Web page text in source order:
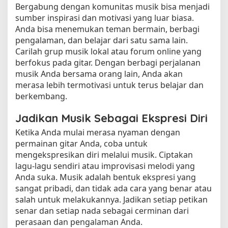
Bergabung dengan komunitas musik bisa menjadi
sumber inspirasi dan motivasi yang luar biasa.
Anda bisa menemukan teman bermain, berbagi
pengalaman, dan belajar dari satu sama lain.
Carilah grup musik lokal atau forum online yang
berfokus pada gitar. Dengan berbagi perjalanan
musik Anda bersama orang lain, Anda akan
merasa lebih termotivasi untuk terus belajar dan
berkembang.
Jadikan Musik Sebagai Ekspresi Diri
Ketika Anda mulai merasa nyaman dengan
permainan gitar Anda, coba untuk
mengekspresikan diri melalui musik. Ciptakan
lagu-lagu sendiri atau improvisasi melodi yang
Anda suka. Musik adalah bentuk ekspresi yang
sangat pribadi, dan tidak ada cara yang benar atau
salah untuk melakukannya. Jadikan setiap petikan
senar dan setiap nada sebagai cerminan dari
perasaan dan pengalaman Anda.